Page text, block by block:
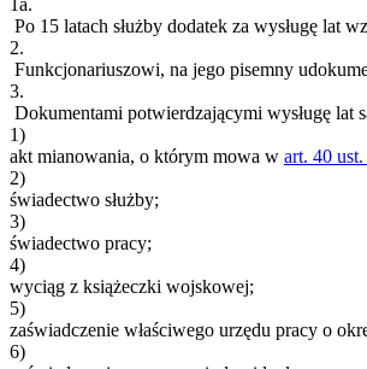
1a.
Po 15 latach służby dodatek za wysługę lat
2.
Funkcjonariuszowi, na jego pisemny
3.
Dokumentami potwierdzającymi wysługę lat
1)
akt mianowania, o którym mowa w art. 40 ust.
2)
świadectwo służby;
3)
świadectwo pracy;
4)
wyciąg z książeczki wojskowej;
5)
zaświadczenie właściwego urzędu pracy o
6)